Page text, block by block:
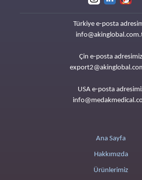
Türkiye e-posta
Çin e-posta adresimiz
USA e-posta
Ana Sayfa
Hakkımızda
Ürünlerimiz